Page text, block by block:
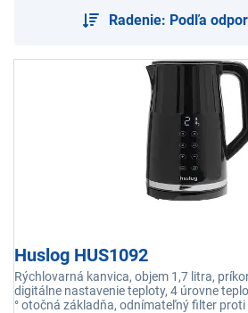
Radenie: Podľa
Huslog HUS1092
Rýchlovarná kanvica, objem 1,7 litra,
digitálne nastavenie teploty, 4 úrovne
° otočná základňa, odnímateľný filter